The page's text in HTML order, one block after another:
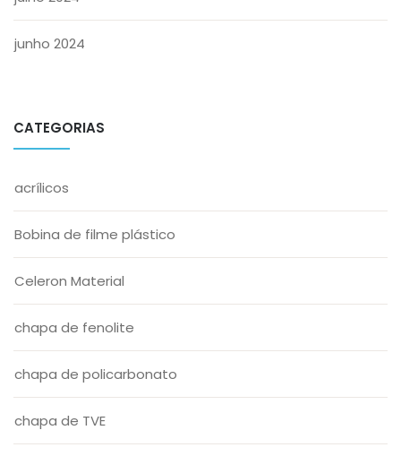
junho 2024
CATEGORIAS
acrílicos
Bobina de filme plástico
Celeron Material
chapa de fenolite
chapa de policarbonato
chapa de TVE